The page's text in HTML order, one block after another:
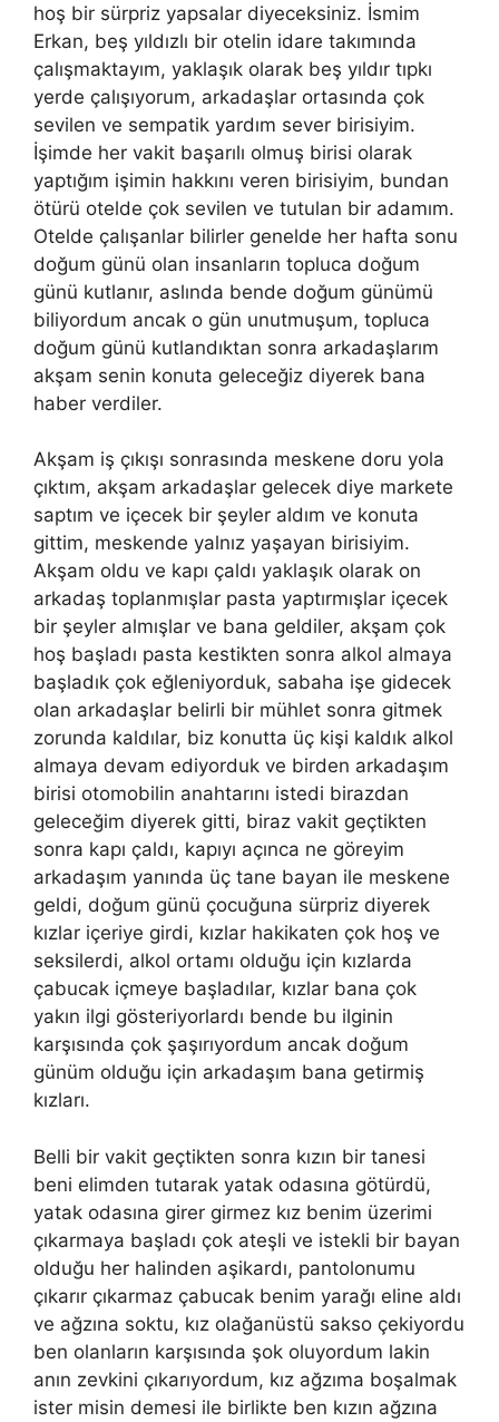
hoş bir sürpriz yapsalar diyeceksiniz. İsmim
Erkan, beş yıldızlı bir otelin idare takımında
çalışmaktayım, yaklaşık olarak beş yıldır tıpkı
yerde çalışıyorum, arkadaşlar ortasında çok
sevilen ve sempatik yardım sever birisiyim.
İşimde her vakit başarılı olmuş birisi olarak
yaptığım işimin hakkını veren birisiyim, bundan
ötürü otelde çok sevilen ve tutulan bir adamım.
Otelde çalışanlar bilirler genelde her hafta sonu
doğum günü olan insanların topluca doğum
günü kutlanır, aslında bende doğum günümü
biliyordum ancak o gün unutmuşum, topluca
doğum günü kutlandıktan sonra arkadaşlarım
akşam senin konuta geleceğiz diyerek bana
haber verdiler.
Akşam iş çıkışı sonrasında meskene doru yola
çıktım, akşam arkadaşlar gelecek diye markete
saptım ve içecek bir şeyler aldım ve konuta
gittim, meskende yalnız yaşayan birisiyim.
Akşam oldu ve kapı çaldı yaklaşık olarak on
arkadaş toplanmışlar pasta yaptırmışlar içecek
bir şeyler almışlar ve bana geldiler, akşam çok
hoş başladı pasta kestikten sonra alkol almaya
başladık çok eğleniyorduk, sabaha işe gidecek
olan arkadaşlar belirli bir mühlet sonra gitmek
zorunda kaldılar, biz konutta üç kişi kaldık alkol
almaya devam ediyorduk ve birden arkadaşım
birisi otomobilin anahtarını istedi birazdan
geleceğim diyerek gitti, biraz vakit geçtikten
sonra kapı çaldı, kapıyı açınca ne göreyim
arkadaşım yanında üç tane bayan ile meskene
geldi, doğum günü çocuğuna sürpriz diyerek
kızlar içeriye girdi, kızlar hakikaten çok hoş ve
seksilerdi, alkol ortamı olduğu için kızlarda
çabucak içmeye başladılar, kızlar bana çok
yakın ilgi gösteriyorlardı bende bu ilginin
karşısında çok şaşırıyordum ancak doğum
günüm olduğu için arkadaşım bana getirmiş
kızları.
Belli bir vakit geçtikten sonra kızın bir tanesi
beni elimden tutarak yatak odasına götürdü,
yatak odasına girer girmez kız benim üzerimi
çıkarmaya başladı çok ateşli ve istekli bir bayan
olduğu her halinden aşikardı, pantolonumu
çıkarır çıkarmaz çabucak benim yarağı eline aldı
ve ağzına soktu, kız olağanüstü sakso çekiyordu
ben olanların karşısında şok oluyordum lakin
anın zevkini çıkarıyordum, kız ağzıma boşalmak
ister misin demesi ile birlikte ben kızın ağzına